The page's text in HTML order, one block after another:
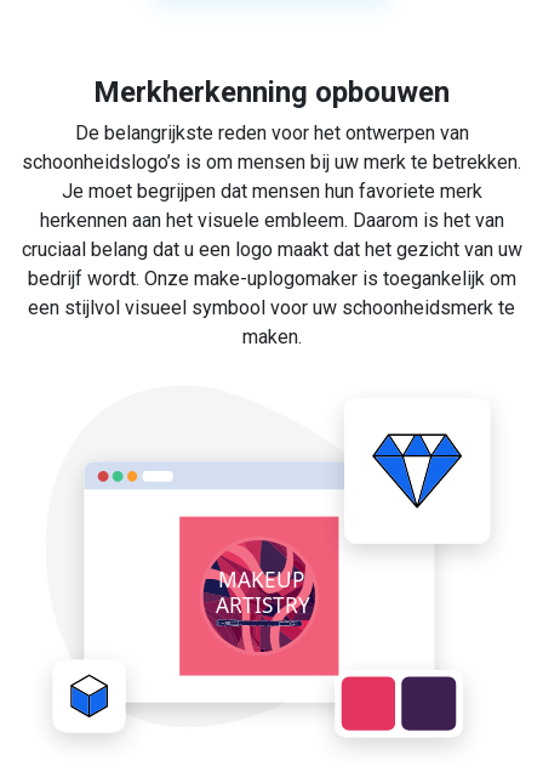
Merkherkenning opbouwen
De belangrijkste reden voor het ontwerpen van
schoonheidslogo’s is om mensen bij uw merk te betrekken.
Je moet begrijpen dat mensen hun favoriete merk
herkennen aan het visuele embleem. Daarom is het van
cruciaal belang dat u een logo maakt dat het gezicht van uw
bedrijf wordt. Onze make-uplogomaker is toegankelijk om
een stijlvol visueel symbool voor uw schoonheidsmerk te
maken.